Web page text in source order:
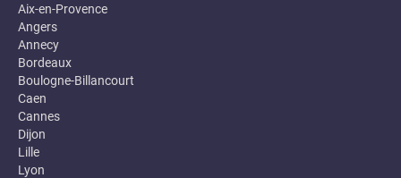
Aix-en-Provence
Angers
Annecy
Bordeaux
Boulogne-Billancourt
Caen
Cannes
Dijon
Lille
Lyon